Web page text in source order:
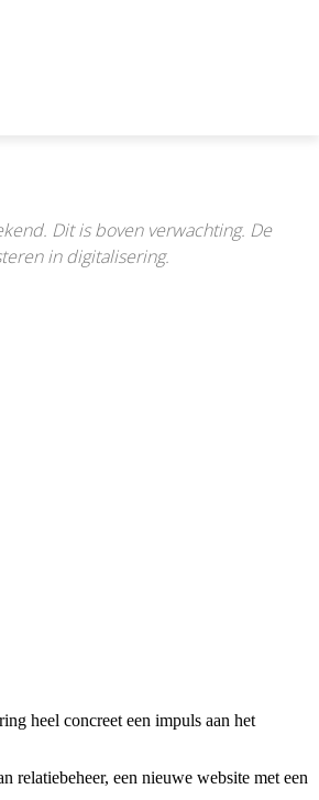
Dit is boven verwachting. De
in digitalisering.
heel concreet een impuls aan het
een nieuwe website met een